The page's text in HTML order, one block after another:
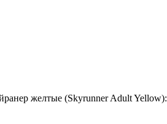
желтые (Skyrunner Adult Yellow):